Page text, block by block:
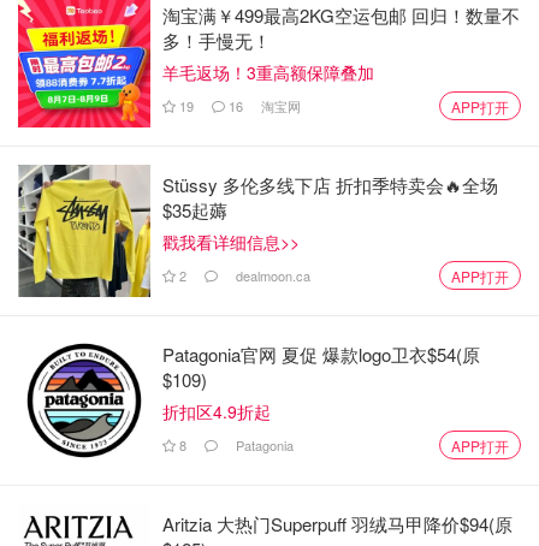
访问 CRA 网站，使用你的用户名和密码登录你的 My
Service Canada Account（我的加拿大服务账户）。
登录后，进入 “福利”（Benefits）部分，选择 “老年保
障”（Old Age Security），查看你的付款状态和详情。
查看你最近的付款记录，以确认付款是否按时发放。该
部分还将显示即将到来的付款日期。
来源：
加拿大政府官网
活的好帮手！
Lilyliangca
RRSP退休金计划、申请、计算方法
淘宝满￥499最高2KG空运包邮 回归！数量不
多！手慢无！
羊毛返场！3重高额保障叠加
19 16 淘宝网 APP打开
Stüssy 多伦多线下店 折扣季特卖会🔥全场
$35起薅
戳我看详细信息>>
2 dealmoon.ca APP打开
Patagonia官网 夏促 爆款logo卫衣$54(原
$109)
折扣区4.9折起
8 Patagonia APP打开
Aritzia 大热门Superpuff 羽绒马甲降价$94(原